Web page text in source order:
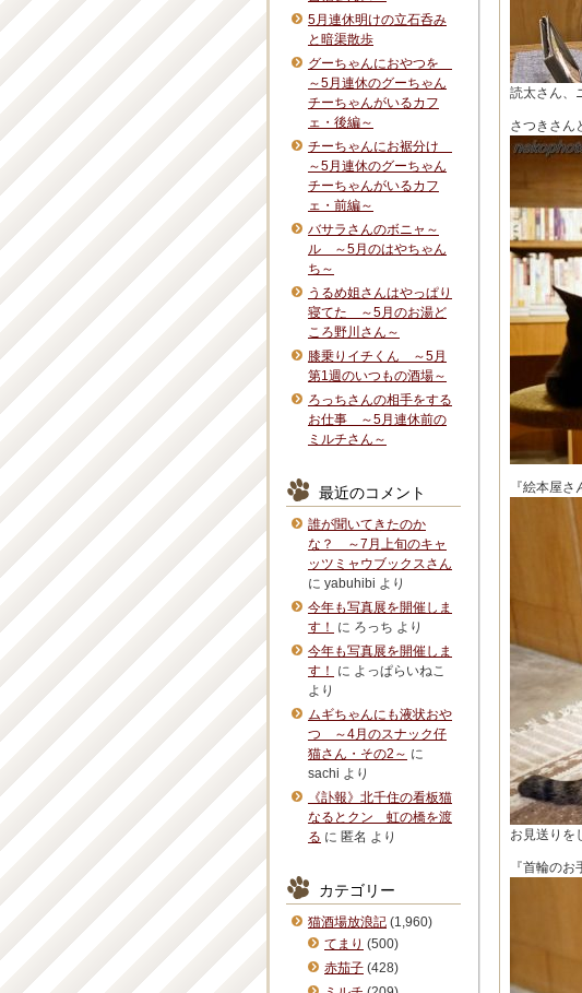
読太さん、
さつきさん
『絵本屋さ
お見送りを
『首輪の
5月連休明けの立石呑み
と暗渠散歩
グーちゃんにおやつを
～5月連休のグーちゃん
チーちゃんがいるカフ
ェ・後編～
チーちゃんにお裾分け
～5月連休のグーちゃん
チーちゃんがいるカフ
ェ・前編～
バサラさんのボニャ～
ル ～5月のはやちゃん
ち～
うるめ姐さんはやっぱり
寝てた ～5月のお湯ど
ころ野川さん～
膝乗りイチくん ～5月
第1週のいつもの酒場～
ろっちさんの相手をする
お仕事 ～5月連休前の
ミルチさん～
最近のコメント
誰が聞いてきたのか
な？ ～7月上旬のキャ
ッツミャウブックスさん
に yabuhibi より
今年も写真展を開催しま
す！
に ろっち より
今年も写真展を開催しま
す！
に よっぱらいねこ
より
ムギちゃんにも液状おや
つ ～4月のスナック仔
猫さん・その2～ に
sachi より
《訃報》北千住の看板猫
なるとクン 虹の橋を渡
る に 匿名 より
カテゴリー
猫酒場放浪記 (1,960)
てまり (500)
赤茄子 (428)